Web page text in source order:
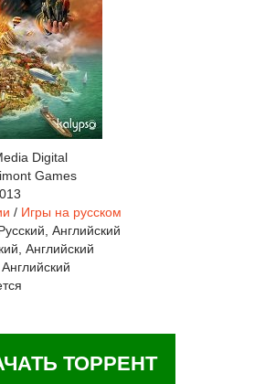
Digital
Games
/ Игры на русском
Английский
Английский
ТОРРЕНТ